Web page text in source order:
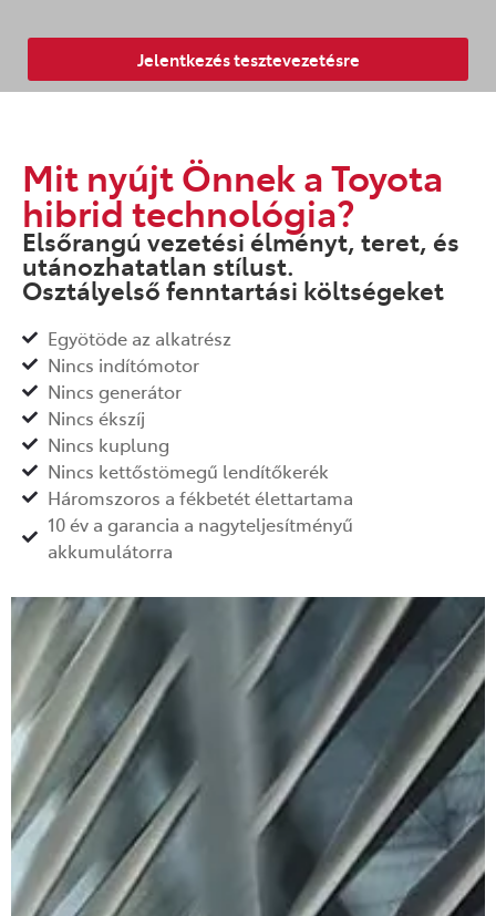
Jelentkezés tesztevezetésre
Mit nyújt Önnek a Toyota
hibrid technológia?
Elsőrangú vezetési élményt, teret, és
utánozhatatlan stílust.
Osztályelső fenntartási költségeket
Egyötöde az alkatrész
Nincs indítómotor
Nincs generátor
Nincs ékszíj
Nincs kuplung
Nincs kettőstömegű lendítőkerék
Háromszoros a fékbetét élettartama
10 év a garancia a nagyteljesítményű
akkumulátorra